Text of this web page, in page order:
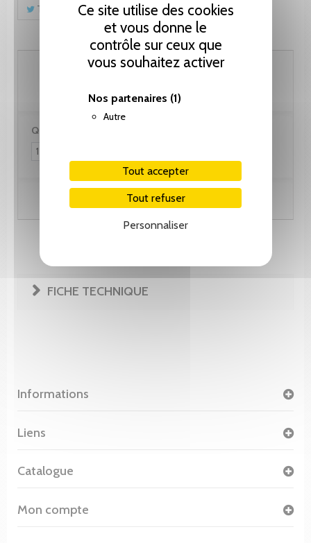
Ce site utilise des cookies
et vous donne le
contrôle sur ceux que
vous souhaitez activer
Nos partenaires (1)
Autre
Tout accepter
Tout refuser
Personnaliser
Tweet Partager Pinterest
25.65 CHF
Quantité :
Ajouter au panier
FICHE TECHNIQUE
Informations
Liens
Catalogue
Mon compte